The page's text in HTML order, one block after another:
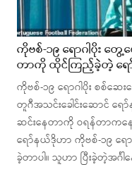
ကိုဗစ်-၁၉ ရောဂါပိုး တွ
တာကို ထိုင်ကြည့်ခဲ့တဲ့ ရေ
ကိုဗစ်-၁၉ ရောဂါပိုး စစ်ဆေ
တူဂီအသင်းခေါင်းဆောင် ရ
ဆင်းနေတာကို ဝရန်တာကန
ရော်နယ်ဒိုဟာ ကိုဗစ်-၁၉ ရေ
ခဲ့တာပါ။ သူဟာ ပြီးခဲ့တဲ့အင်္